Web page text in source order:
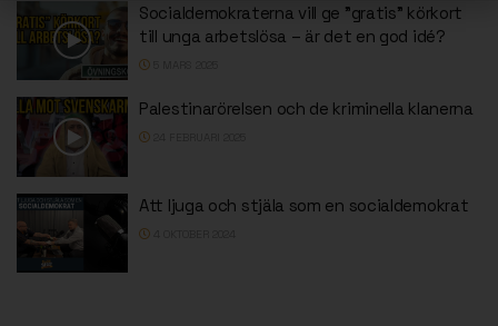
Socialdemokraterna vill ge ”gratis” körkort
till unga arbetslösa – är det en god idé?
Palestinarörelsen och de kriminella klanerna
Att ljuga och stjäla som en socialdemokrat